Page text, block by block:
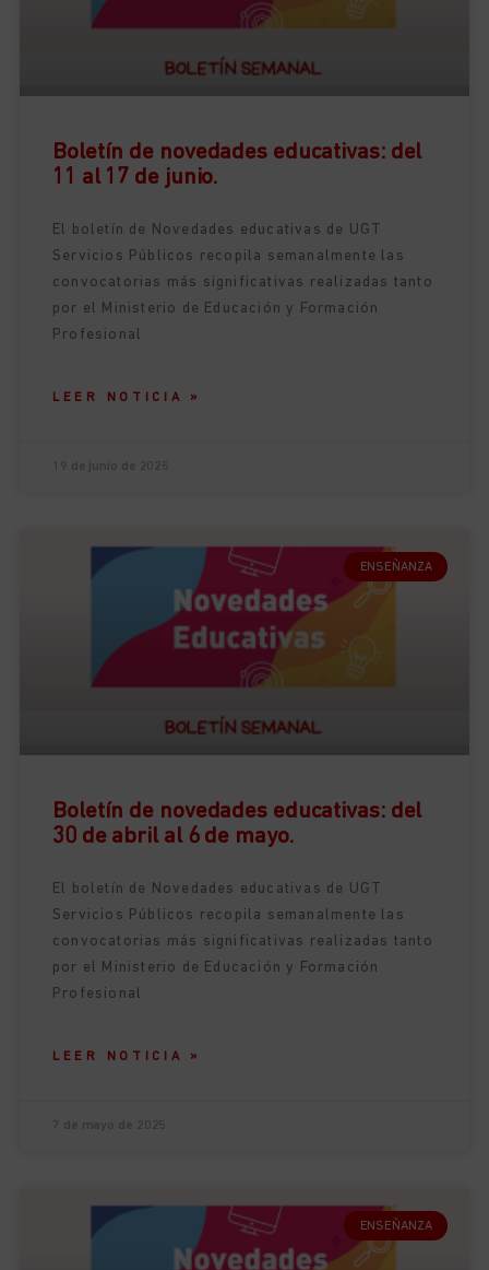
Boletín de novedades educativas: del
11 al 17 de junio.
El boletín de Novedades educativas de UGT
Servicios Públicos recopila semanalmente las
convocatorias más significativas realizadas tanto
por el Ministerio de Educación y Formación
Profesional
LEER NOTICIA »
ENSEÑANZA
Boletín de novedades educativas: del
30 de abril al 6 de mayo.
El boletín de Novedades educativas de UGT
Servicios Públicos recopila semanalmente las
convocatorias más significativas realizadas tanto
por el Ministerio de Educación y Formación
Profesional
LEER NOTICIA »
ENSEÑANZA